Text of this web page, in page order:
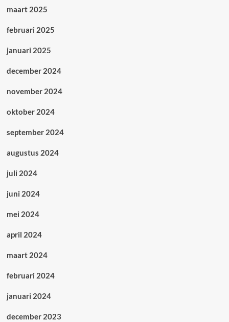
maart 2025
februari 2025
januari 2025
december 2024
november 2024
oktober 2024
september 2024
augustus 2024
juli 2024
juni 2024
mei 2024
april 2024
maart 2024
februari 2024
januari 2024
december 2023